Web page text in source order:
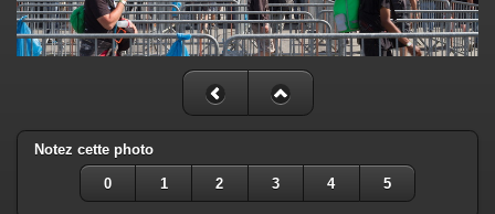
Notez cette photo
0 1 2 3 4 5